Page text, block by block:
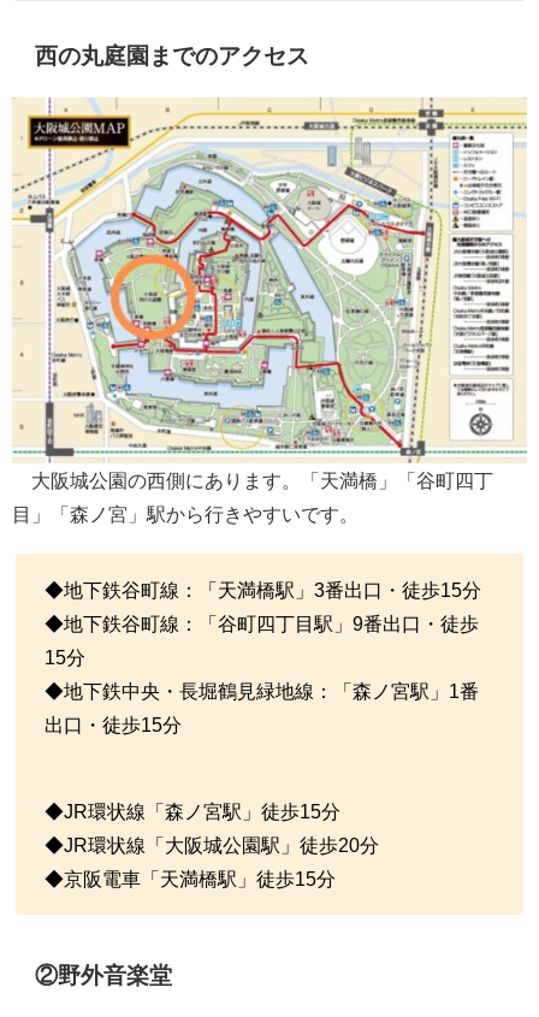
西の丸庭園までのアクセス
大阪城公園の西側にあります。「天満橋」「谷町四丁
目」「森ノ宮」駅から行きやすいです。
◆地下鉄谷町線：「天満橋駅」3番出口・徒歩15分
◆地下鉄谷町線：「谷町四丁目駅」9番出口・徒歩
15分
◆地下鉄中央・長堀鶴見緑地線：「森ノ宮駅」1番
出口・徒歩15分
◆JR環状線「森ノ宮駅」徒歩15分
◆JR環状線「大阪城公園駅」徒歩20分
◆京阪電車「天満橋駅」徒歩15分
②野外音楽堂